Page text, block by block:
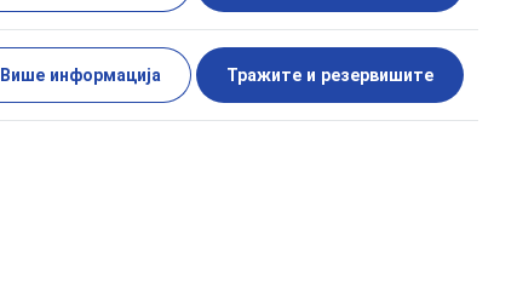
Више информација Тражите и резервишите